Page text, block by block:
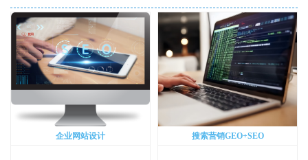
企业网站设计 搜索营销GEO+SEO